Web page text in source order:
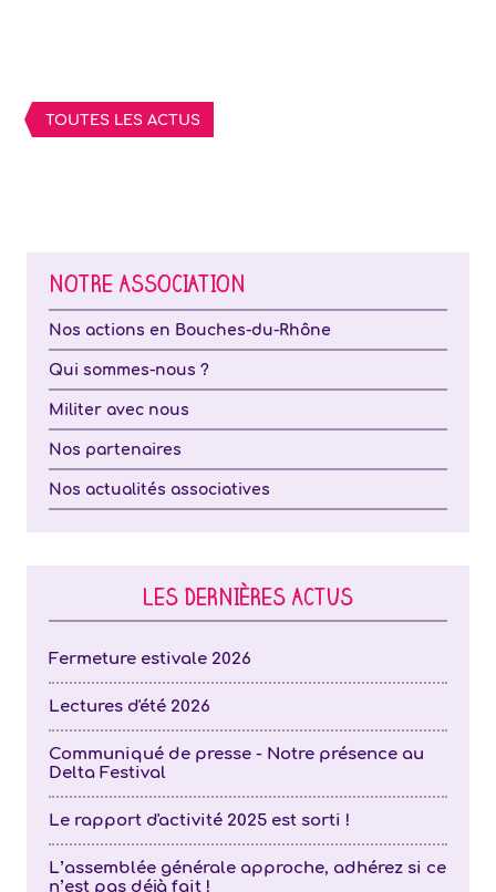
TOUTES LES ACTUS
NOTRE ASSOCIATION
Nos actions en Bouches-du-Rhône
Qui sommes-nous ?
Militer avec nous
Nos partenaires
Nos actualités associatives
LES DERNIÈRES ACTUS
Fermeture estivale 2026
Lectures d'été 2026
Communiqué de presse - Notre présence au
Delta Festival
Le rapport d'activité 2025 est sorti !
L’assemblée générale approche, adhérez si ce
n’est pas déjà fait !